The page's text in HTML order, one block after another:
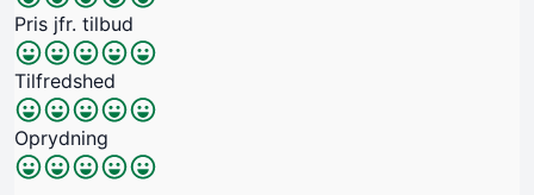
Pris jfr. tilbud
Tilfredshed
Oprydning